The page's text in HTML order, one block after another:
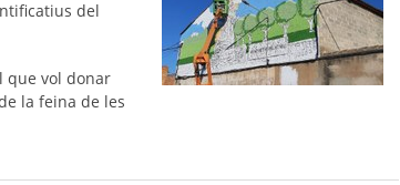
del
que vol donar
la feina de les